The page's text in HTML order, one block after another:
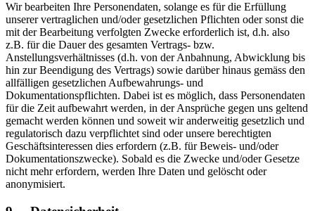
Wir bearbeiten Ihre Personendaten, solange es für die Erfüllung
unserer vertraglichen und/oder gesetzlichen Pflichten oder sonst die
mit der Bearbeitung verfolgten Zwecke erforderlich ist, d.h. also
z.B. für die Dauer des gesamten Vertrags- bzw.
Anstellungsverhältnisses (d.h. von der Anbahnung, Abwicklung bis
hin zur Beendigung des Vertrags) sowie darüber hinaus gemäss den
allfälligen gesetzlichen Aufbewahrungs- und
Dokumentationspflichten. Dabei ist es möglich, dass Personendaten
für die Zeit aufbewahrt werden, in der Ansprüche gegen uns geltend
gemacht werden können und soweit wir anderweitig gesetzlich und
regulatorisch dazu verpflichtet sind oder unsere berechtigten
Geschäftsinteressen dies erfordern (z.B. für Beweis- und/oder
Dokumentationszwecke). Sobald es die Zwecke und/oder Gesetze
nicht mehr erfordern, werden Ihre Daten und gelöscht oder
anonymisiert.